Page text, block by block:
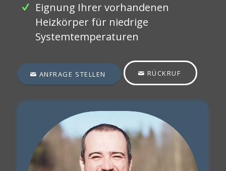
Eignung Ihrer vorhandenen
Heizkörper für niedrige
Systemtemperaturen
ANFRAGE STELLEN RÜCKRUF